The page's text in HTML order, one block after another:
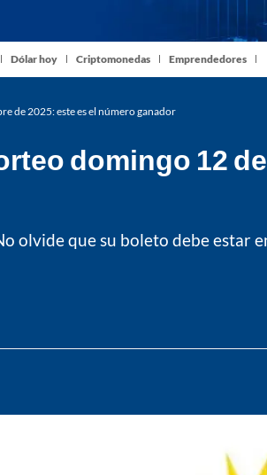
Dólar hoy Criptomonedas Emprendedores
de 2025: este es el número ganador
domingo 12
olvide que su boleto debe estar